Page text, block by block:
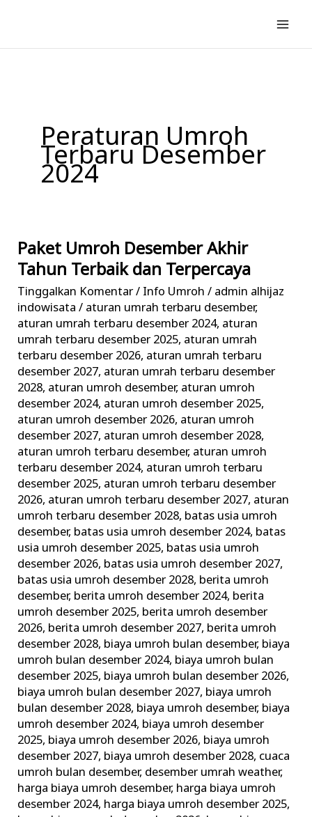
konten
Peraturan Umroh
Terbaru Desember
2024
Paket Umroh Desember Akhir
Tahun Terbaik dan Terpercaya
Tinggalkan Komentar/ Info Umroh / admin alhijaz
indowisata/ aturan umrah terbaru desember,
aturan umrah terbaru desember 2024, aturan
umrah terbaru desember 2025, aturan umrah
terbaru desember 2026, aturan umrah terbaru
desember 2027, aturan umrah terbaru desember
2028, aturan umroh desember, aturan umroh
desember 2024, aturan umroh desember 2025,
aturan umroh desember 2026, aturan umroh
desember 2027, aturan umroh desember 2028,
aturan umroh terbaru desember, aturan umroh
terbaru desember 2024, aturan umroh terbaru
desember 2025, aturan umroh terbaru desember
2026, aturan umroh terbaru desember 2027, aturan
umroh terbaru desember 2028, batas usia umroh
desember, batas usia umroh desember 2024, batas
usia umroh desember 2025, batas usia umroh
desember 2026, batas usia umroh desember 2027,
batas usia umroh desember 2028, berita umroh
desember, berita umroh desember 2024, berita
umroh desember 2025, berita umroh desember
2026, berita umroh desember 2027, berita umroh
desember 2028, biaya umroh bulan desember, biaya
umroh bulan desember 2024, biaya umroh bulan
desember 2025, biaya umroh bulan desember 2026,
biaya umroh bulan desember 2027, biaya umroh
bulan desember 2028, biaya umroh desember, biaya
umroh desember 2024, biaya umroh desember
2025, biaya umroh desember 2026, biaya umroh
desember 2027, biaya umroh desember 2028, cuaca
umroh bulan desember, desember umrah weather,
harga biaya umroh desember, harga biaya umroh
desember 2024, harga biaya umroh desember 2025,
Paket
Umroh
Desember
Akhir
Tahun
Terbaik
dan
Terpercaya